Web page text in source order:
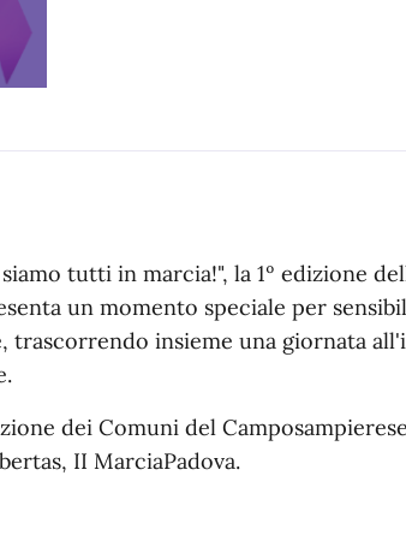
tutti in marcia!", la 1º edizione
un momento speciale per
trascorrendo insieme una giornata
dei Comuni del Camposampierese
II MarciaPadova.